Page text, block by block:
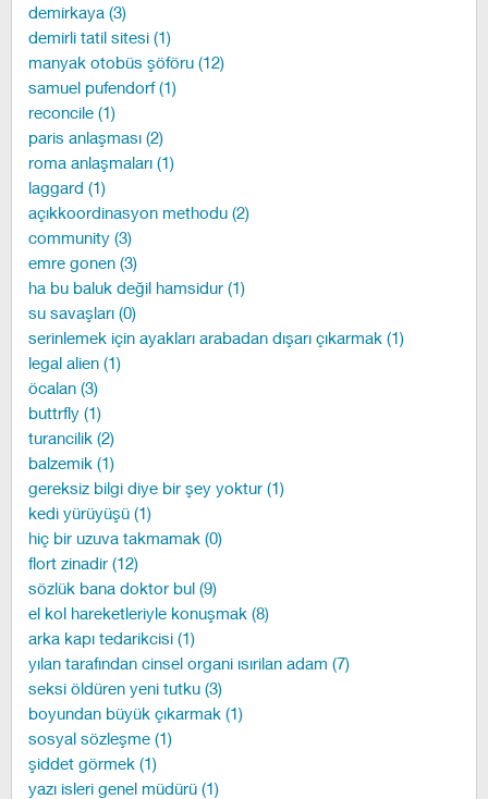
demirkaya (3)
demirli tatil sitesi (1)
manyak otobüs şöföru (12)
samuel pufendorf (1)
reconcile (1)
paris anlaşması (2)
roma anlaşmaları (1)
laggard (1)
açıkkoordinasyon methodu (2)
community (3)
emre gonen (3)
ha bu baluk değil hamsidur (1)
su savaşları (0)
serinlemek için ayakları arabadan dışarı çıkarmak (1)
legal alien (1)
öcalan (3)
buttrfly (1)
turancilik (2)
balzemik (1)
gereksiz bilgi diye bir şey yoktur (1)
kedi yürüyüşü (1)
hiç bir uzuva takmamak (0)
flort zinadir (12)
sözlük bana doktor bul (9)
el kol hareketleriyle konuşmak (8)
arka kapı tedarikcisi (1)
yılan tarafından cinsel organi ısırilan adam (7)
seksi öldüren yeni tutku (3)
boyundan büyük çıkarmak (1)
sosyal sözleşme (1)
şiddet görmek (1)
yazı isleri genel müdürü (1)